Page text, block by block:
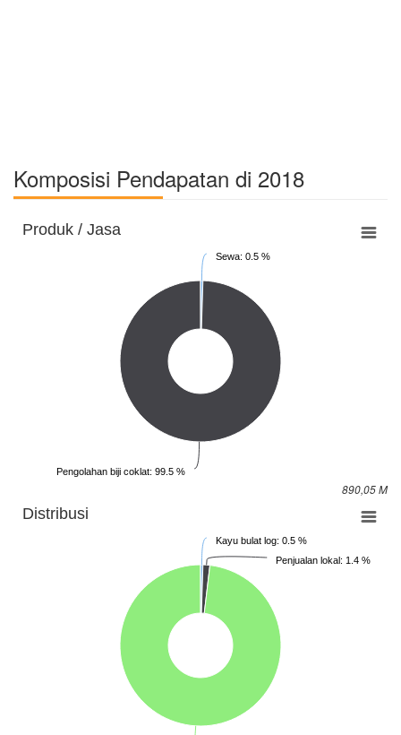
Komposisi Pendapatan di 2018
Produk / Jasa
Sewa: 0.5 %
Pengolahan biji coklat: 99.5 %
890,05 M
Distribusi
Kayu bulat log: 0.5 %
Penjualan lokal: 1.4 %